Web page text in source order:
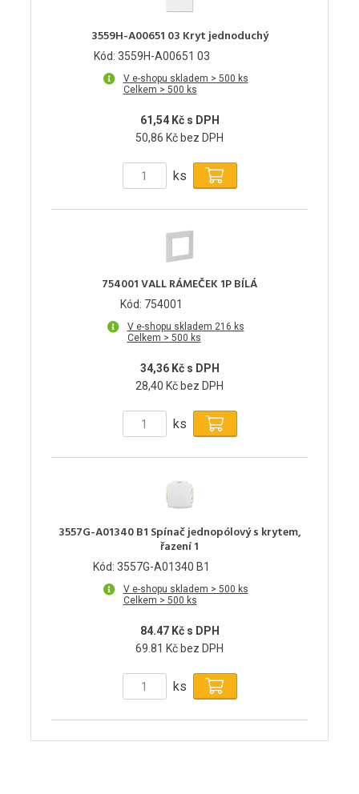
3559H-A00651 03 Kryt jednoduchý
Kód: 3559H-A00651 03
V e-shopu skladem > 500 ks
Celkem > 500 ks
61,54 Kč s DPH
50,86 Kč bez DPH
ks
754001 VALL RÁMEČEK 1P BÍLÁ
Kód: 754001
V e-shopu skladem 216 ks
Celkem > 500 ks
34,36 Kč s DPH
28,40 Kč bez DPH
ks
3557G-A01340 B1 Spínač jednopólový s krytem,
řazení 1
Kód: 3557G-A01340 B1
V e-shopu skladem > 500 ks
Celkem > 500 ks
84.47 Kč s DPH
69.81 Kč bez DPH
ks